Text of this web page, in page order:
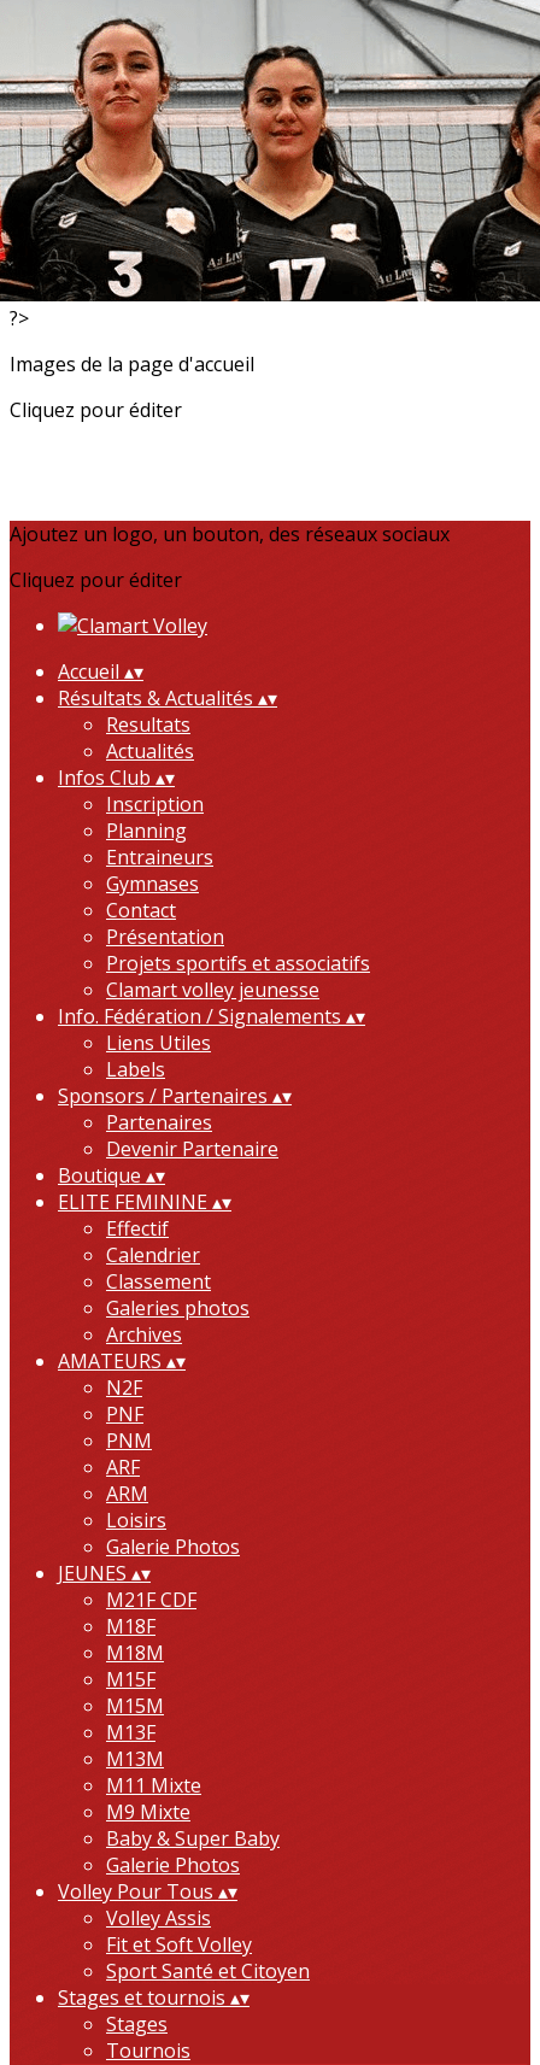
Exporter les lignes sélectionnées
Exporter toutes les colonnes
Exporter uniquement les colonnes affichées
Menu
<
Stages
Tournois
?>
Images de la page d'accueil
Cliquez pour éditer
Ajoutez un logo, un bouton, des réseaux sociaux
Cliquez pour éditer
Accueil ▴▾
Résultats & Actualités ▴▾
Resultats
Actualités
Infos Club ▴▾
Inscription
Planning
Entraineurs
Gymnases
Contact
Présentation
Projets sportifs et associatifs
Clamart volley jeunesse
Info. Fédération / Signalements ▴▾
Liens Utiles
Labels
Sponsors / Partenaires ▴▾
Partenaires
Devenir Partenaire
Boutique ▴▾
ELITE FEMININE▴▾
Effectif
Calendrier
Classement
Galeries photos
Archives
AMATEURS ▴▾
N2F
PNF
PNM
ARF
ARM
Loisirs
Galerie Photos
JEUNES ▴▾
M21F CDF
M18F
M18M
M15F
M15M
M13F
M13M
M11 Mixte
M9 Mixte
Baby & Super Baby
Galerie Photos
Volley Pour Tous ▴▾
Volley Assis
Fit et Soft Volley
Sport Santé et Citoyen
Stages et tournois ▴▾
Stages
Tournois